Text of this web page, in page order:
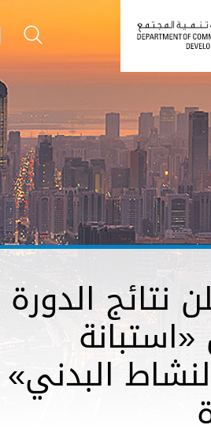
نتائج الدورة
«استبانة
البدني»